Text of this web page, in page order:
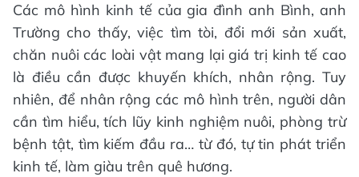
Các mô hình kinh tế của gia đình anh Bình, anh
Trường cho thấy, việc tìm tòi, đổi mới sản xuất,
chăn nuôi các loài vật mang lại giá trị kinh tế cao
là điều cần được khuyến khích, nhân rộng. Tuy
nhiên, để nhân rộng các mô hình trên, người dân
cần tìm hiểu, tích lũy kinh nghiệm nuôi, phòng trừ
bệnh tật, tìm kiếm đầu ra… từ đó, tự tin phát triển
kinh tế, làm giàu trên quê hương.